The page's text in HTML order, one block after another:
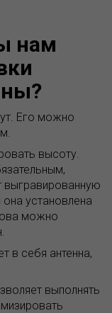
нам
Его можно
высоту.
выгравированную
установлена
можно
в себя антенна,
выполнять